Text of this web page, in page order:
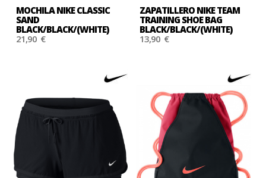
MOCHILA NIKE CLASSIC
SAND
BLACK/BLACK/(WHITE)
21,90 €
ZAPATILLERO NIKE TEAM
TRAINING SHOE BAG
BLACK/BLACK/(WHITE)
13,90 €